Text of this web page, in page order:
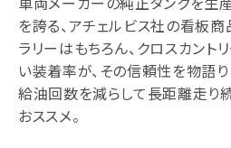
を誇る、アチェルビス社の看板商
ラリーはもちろん、クロスカント
い装着率が、その信頼性を物語り
給油回数を減らして長距離走り
おススメ。